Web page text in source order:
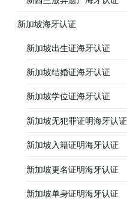
新加坡海牙认证
新加坡出生证海牙认证
新加坡结婚证海牙认证
新加坡学位证海牙认证
新加坡无犯罪证明海牙认证
新加坡入籍证明海牙认证
新加坡更名证明海牙认证
新加坡单身证明海牙认证